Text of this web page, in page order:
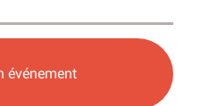
événement